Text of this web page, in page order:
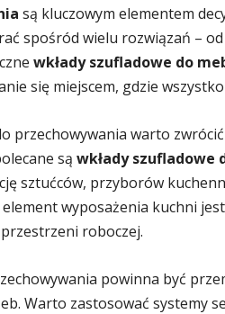
są kluczowym elementem
spośród wielu rozwiązań –
wkłady szufladowe do
się miejscem, gdzie
przechowywania warto
są wkłady szufladowe
sztućców, przyborów
wyposażenia kuchni
roboczej.
powinna być
Warto zastosować systemy